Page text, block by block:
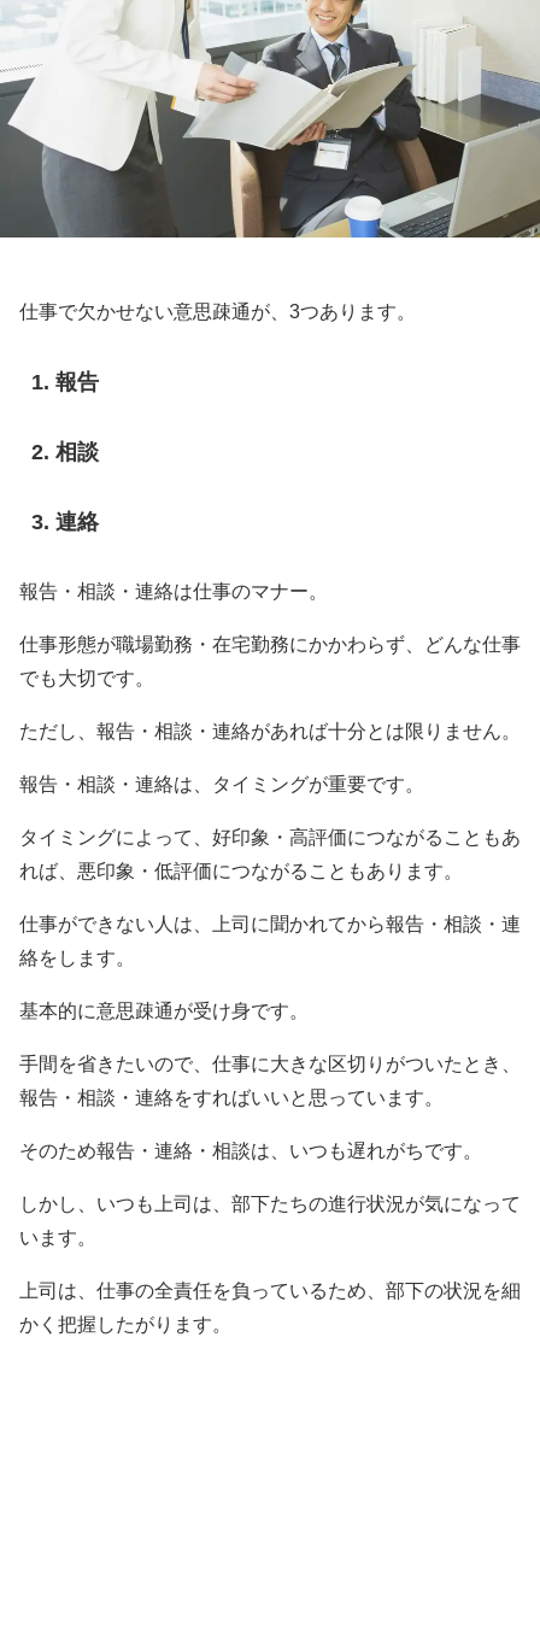
仕事で欠かせない意思疎通が、3つあります。
報告
相談
連絡
報告・相談・連絡は仕事のマナー。
仕事形態が職場勤務・在宅勤務にかかわらず、どんな仕事
でも大切です。
ただし、報告・相談・連絡があれば十分とは限りません。
報告・相談・連絡は、タイミングが重要です。
タイミングによって、好印象・高評価につながることもあ
れば、悪印象・低評価につながることもあります。
仕事ができない人は、上司に聞かれてから報告・相談・連
絡をします。
基本的に意思疎通が受け身です。
手間を省きたいので、仕事に大きな区切りがついたとき、
報告・相談・連絡をすればいいと思っています。
そのため報告・連絡・相談は、いつも遅れがちです。
しかし、いつも上司は、部下たちの進行状況が気になって
います。
上司は、仕事の全責任を負っているため、部下の状況を細
かく把握したがります。